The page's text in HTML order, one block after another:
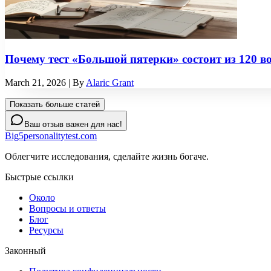
Почему тест «Большой пятерки» состоит из 120
March 21, 2026 | By Alaric Grant
Показать больше статей
Ваш отзыв важен для нас!
Big5personalitytest.com
Облегчите исследования, сделайте жизнь богаче.
Быстрые ссылки
Около
Вопросы и ответы
Блог
Ресурсы
Законный